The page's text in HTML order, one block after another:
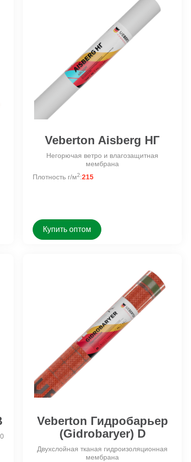
Veberton Aisberg НГ
Негорючая ветро и влагозащитная
мембрана
Плотность г/м2:215
Купить оптом
Veberton Гидробарьер
(Gidrobaryer) D
Двухслойная тканая гидроизоляционная
мембрана